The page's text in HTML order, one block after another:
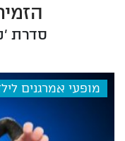
סדרת
מופעי אמרגנים